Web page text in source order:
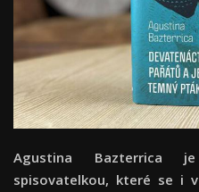
Agustina Bazterrica
spisovatelkou, které se i